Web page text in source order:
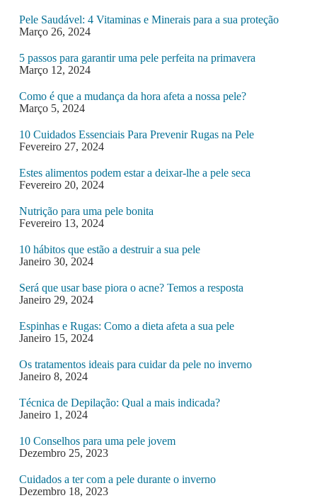
Pele Saudável: 4 Vitaminas e Minerais para a sua proteção
Março 26, 2024
5 passos para garantir uma pele perfeita na primavera
Março 12, 2024
Como é que a mudança da hora afeta a nossa pele?
Março 5, 2024
10 Cuidados Essenciais Para Prevenir Rugas na Pele
Fevereiro 27, 2024
Estes alimentos podem estar a deixar-lhe a pele seca
Fevereiro 20, 2024
Nutrição para uma pele bonita
Fevereiro 13, 2024
10 hábitos que estão a destruir a sua pele
Janeiro 30, 2024
Será que usar base piora o acne? Temos a resposta
Janeiro 29, 2024
Espinhas e Rugas: Como a dieta afeta a sua pele
Janeiro 15, 2024
Os tratamentos ideais para cuidar da pele no inverno
Janeiro 8, 2024
Técnica de Depilação: Qual a mais indicada?
Janeiro 1, 2024
10 Conselhos para uma pele jovem
Dezembro 25, 2023
Cuidados a ter com a pele durante o inverno
Dezembro 18, 2023